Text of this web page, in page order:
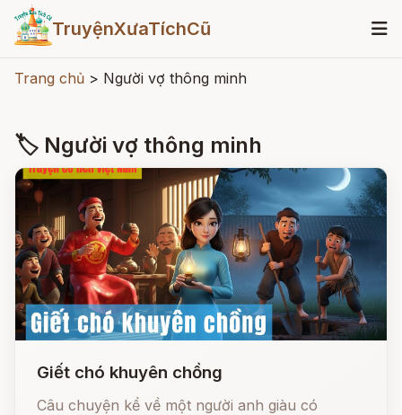
TruyệnXưaTíchCũ
Trang chủ > Người vợ thông minh
🏷 Người vợ thông minh
Giết chó khuyên chồng
Câu chuyện kể về một người anh giàu có